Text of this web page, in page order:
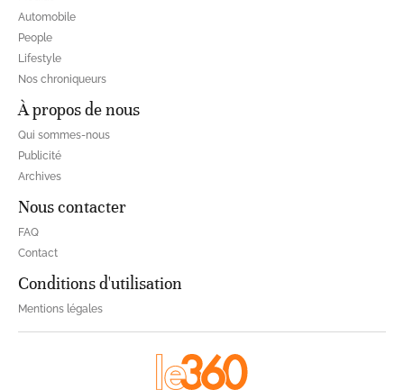
Automobile
People
Lifestyle
Nos chroniqueurs
À propos de nous
Qui sommes-nous
Publicité
Archives
Nous contacter
FAQ
Contact
Conditions d'utilisation
Mentions légales